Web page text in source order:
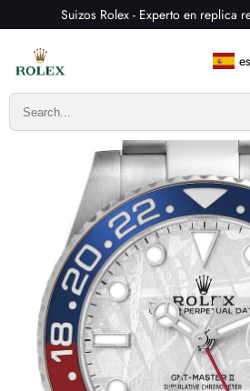
Suizos Rolex - Experto en replica
Escribir una
Solo los clientes que hayan
dejar una reseña.
comentarios